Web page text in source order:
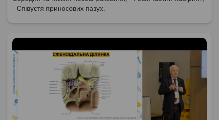
- Співустя приносових пазух.